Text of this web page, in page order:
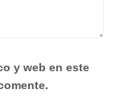
y web en este